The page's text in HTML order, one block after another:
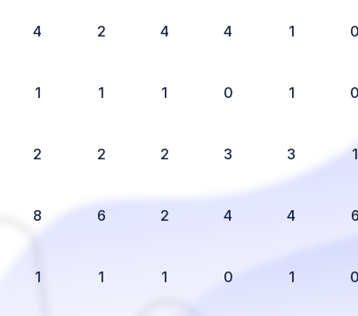
4 2 4 4 1 0
1 1 1 0 1 0
2 2 2 3 3 1
8 6 2 4 4 6
1 1 1 0 1 0